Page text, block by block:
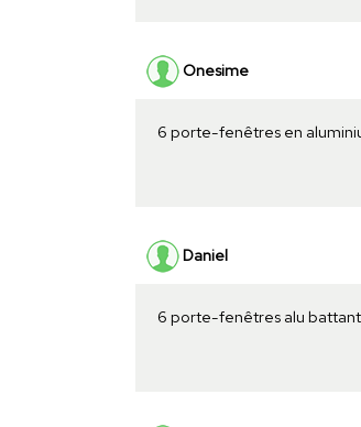
Onesime
6 porte-fenêtres en
Daniel
6 porte-fenêtres alu